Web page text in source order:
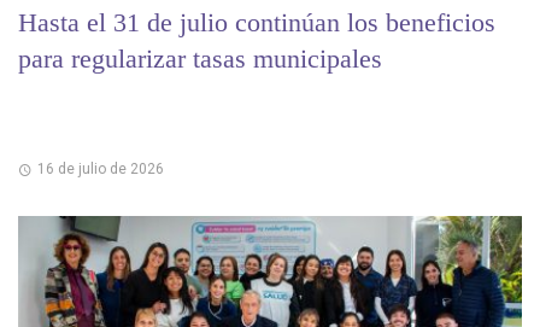
Hasta el 31 de julio continúan los beneficios
para regularizar tasas municipales
16 de julio de 2026